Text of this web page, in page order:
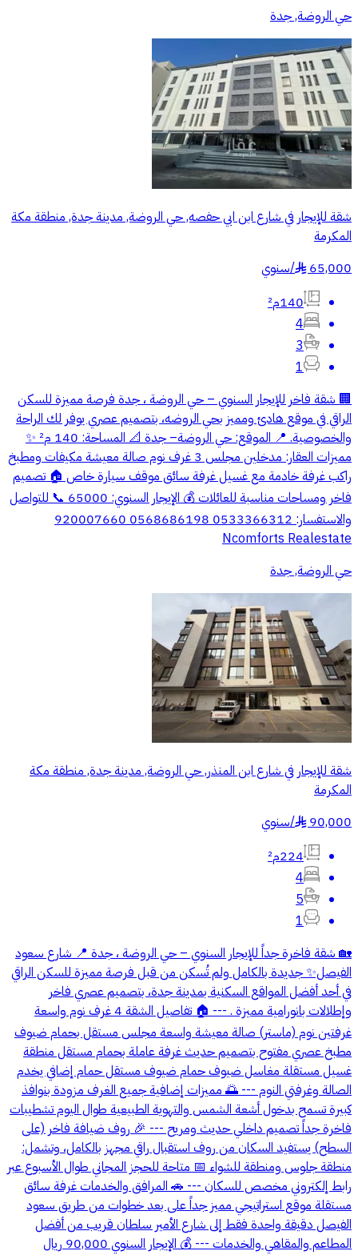
حي الروضة, جدة
شقة للإيجار في شارع ابن ابي حفصه, حي الروضة, مدينة جدة, منطقة مكة
المكرمة
65,000
§
/سنوي
140م²
4
3
1
🏢 شقة فاخر للإيجار السنوي – حي الروضة ، جدة فرصة مميزة للسكن
الراقي في موقع هادئ ومميز بحي الروضه، بتصميم عصري يوفر لك الراحة
والخصوصية. 📍 الموقع: حي الروضة– جدة 📐 المساحة: 140 م² ✨
مميزات العقار: مدخلين مجلس 3 غرف نوم صالة معيشة مكيفات ومطبخ
راكب غرفة خادمة مع غسيل غرفة سائق موقف سيارة خاص 🏠 تصميم
فاخر ومساحات مناسبة للعائلات 💰 الإيجار السنوي: 65000 📞 للتواصل
والاستفسار: 0533366312 0568686198 920007660
Ncomforts Realestate
حي الروضة, جدة
شقة للإيجار في شارع ابن المنذر, حي الروضة, مدينة جدة, منطقة مكة
المكرمة
90,000
§
/سنوي
224م²
4
5
1
🏡 شقة فاخرة جداً للإيجار السنوي – حي الروضة ، جدة 📍 شارع سعود
الفيصل✨ جديدة بالكامل ولم تُسكن من قبل فرصة مميزة للسكن الراقي
في أحد أفضل المواقع السكنية بمدينة جدة، بتصميم عصري فاخر
وإطلالات بانورامية مميزة . --- 🏠 تفاصيل الشقة 4 غرف نوم واسعة
غرفتين نوم (ماستر) صالة معيشة واسعة مجلس مستقل بحمام ضيوف
مطبخ عصري مفتوح بتصميم حديث غرفة عاملة بحمام مستقل منطقة
غسيل مستقلة مغاسل ضيوف حمام ضيوف مستقل حمام إضافي يخدم
الصالة وغرفتي النوم --- 🌅 مميزات إضافية جميع الغرف مزودة بنوافذ
كبيرة تسمح بدخول أشعة الشمس والتهوية الطبيعية طوال اليوم تشطيبات
فاخرة جداً تصميم داخلي حديث ومريح --- 🎉 روف ضيافة فاخر (على
السطح) يستفيد السكان من روف استقبال راقي مجهز بالكامل، وتشمل:
منطقة جلوس ومنطقة للشواء 📅 متاحة للحجز المجاني طوال الأسبوع عبر
رابط إلكتروني مخصص للسكان --- 🚗 المرافق والخدمات غرفة سائق
مستقلة موقع استراتيجي مميز جداً على بعد خطوات من طريق سعود
الفيصل دقيقة واحدة فقط إلى شارع الأمير سلطان قريب من أفضل
المطاعم والمقاهي والخدمات --- 💰 الإيجار السنوي 90,000 ريال